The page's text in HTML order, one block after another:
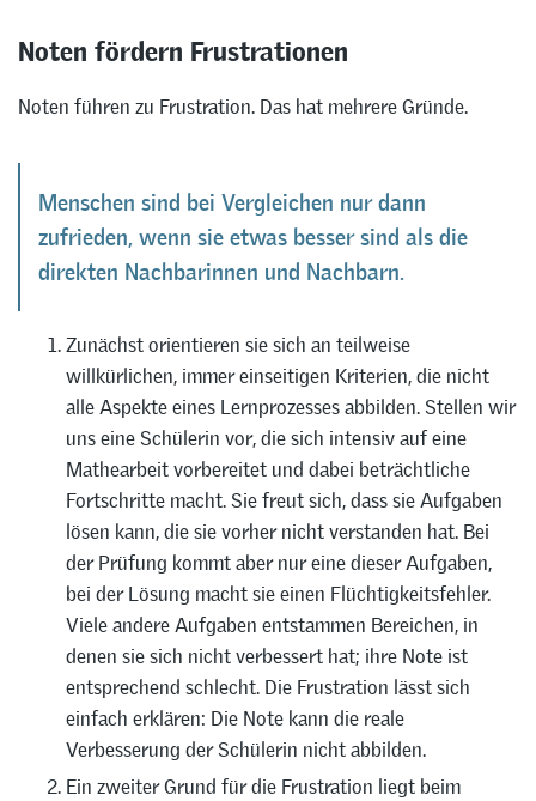
Noten fördern Frustrationen
Noten führen zu Frustration. Das hat mehrere Gründe.
Menschen sind bei Vergleichen nur dann
zufrieden, wenn sie etwas besser sind als die
direkten Nachbarinnen und Nachbarn.
Zunächst orientieren sie sich an teilweise
willkürlichen, immer einseitigen Kriterien, die nicht
alle Aspekte eines Lernprozesses abbilden. Stellen wir
uns eine Schülerin vor, die sich intensiv auf eine
Mathearbeit vorbereitet und dabei beträchtliche
Fortschritte macht. Sie freut sich, dass sie Aufgaben
lösen kann, die sie vorher nicht verstanden hat. Bei
der Prüfung kommt aber nur eine dieser Aufgaben,
bei der Lösung macht sie einen Flüchtigkeitsfehler.
Viele andere Aufgaben entstammen Bereichen, in
denen sie sich nicht verbessert hat; ihre Note ist
entsprechend schlecht. Die Frustration lässt sich
einfach erklären: Die Note kann die reale
Verbesserung der Schülerin nicht abbilden.
Ein zweiter Grund für die Frustration liegt beim